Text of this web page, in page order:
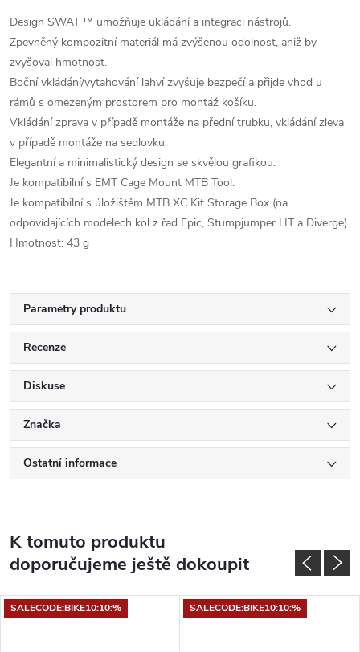
Design SWAT ™ umožňuje ukládání a integraci nástrojů.
Zpevněný kompozitní materiál má zvýšenou odolnost, aniž by
zvyšoval hmotnost.
Boční vkládání/vytahování lahví zvyšuje bezpečí a přijde vhod u
rámů s omezeným prostorem pro montáž košíku.
Vkládání zprava v případě montáže na přední trubku, vkládání zleva
v případě montáže na sedlovku.
Elegantní a minimalistický design se skvělou grafikou.
Je kompatibilní s EMT Cage Mount MTB Tool.
Je kompatibilní s úložištěm MTB XC Kit Storage Box (na
odpovídajících modelech kol z řad Epic, Stumpjumper HT a Diverge).
Hmotnost: 43 g
Parametry produktu
Recenze
Diskuse
Značka
Ostatní informace
K tomuto produktu
doporučujeme ještě dokoupit
SALECODE:BIKE10:10:% SALECODE:BIKE10:10:%